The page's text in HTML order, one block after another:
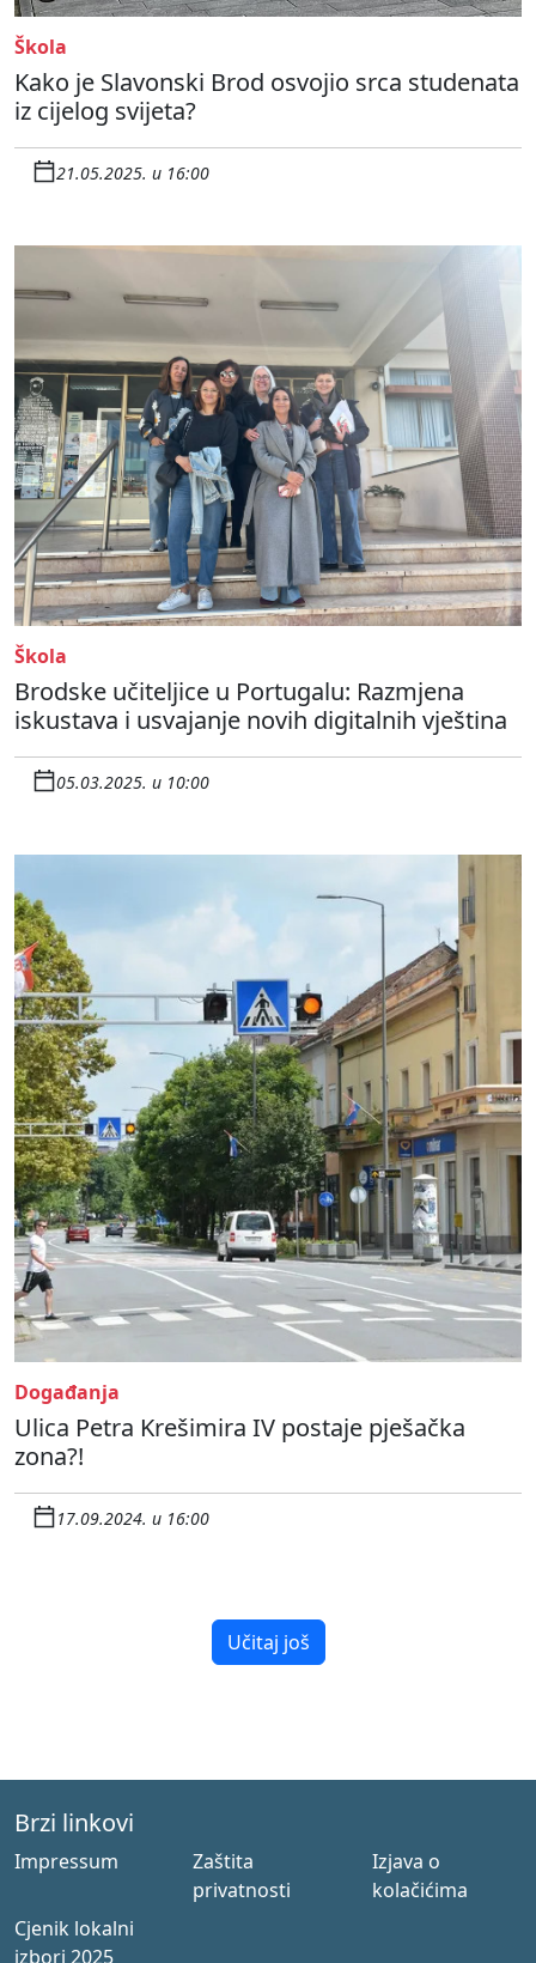
Škola
Kako je Slavonski Brod osvojio srca studenata
iz cijelog svijeta?
21.05.2025. u 16:00
Škola
Brodske učiteljice u Portugalu: Razmjena
iskustava i usvajanje novih digitalnih vještina
05.03.2025. u 10:00
Događanja
Ulica Petra Krešimira IV postaje pješačka
zona?!
17.09.2024. u 16:00
Učitaj još
Brzi linkovi
Impressum
Zaštita
privatnosti
Izjava o
kolačićima
Cjenik lokalni
izbori 2025